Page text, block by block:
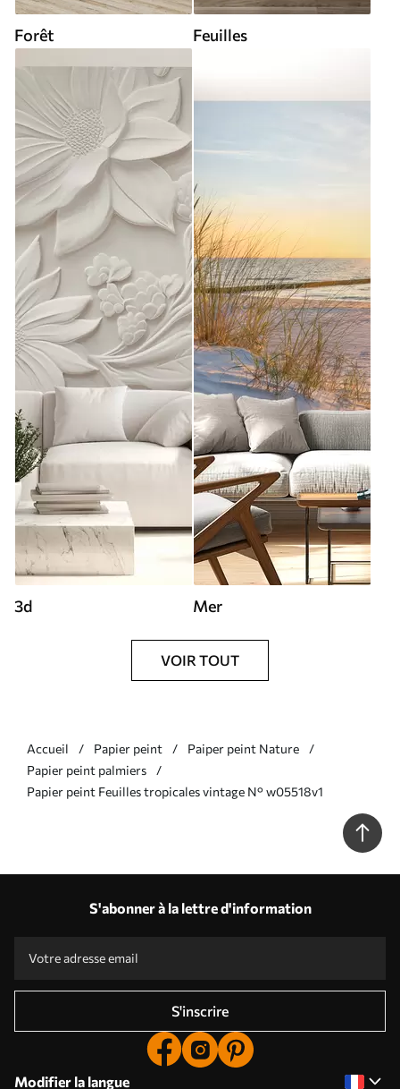
Forêt Feuilles
3d Mer
VOIR TOUT
Accueil Papier peint
Paiper peint Nature
Papier peint palmiers
Papier peint Feuilles tropicales vintage N° w05518v1
S'abonner à la lettre d'information
S'inscrire
Modifier la langue